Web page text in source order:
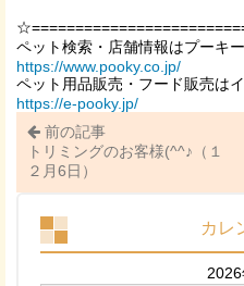
ペット検索・店舗情報はプーキ
https://www.pooky.co.jp/
ペット用品販売・フード販売は
https://e-pooky.jp/
前の記事
トリミングのお客様(^^♪（１
２月6日）
カレ
2026